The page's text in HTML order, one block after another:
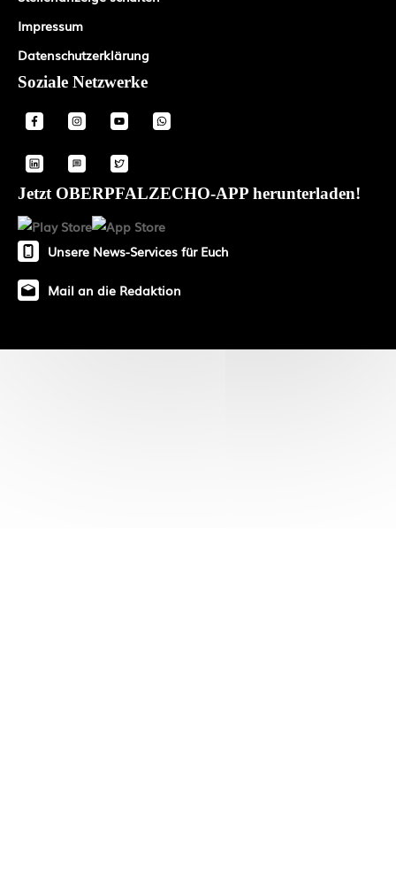
Impressum
Datenschutzerklärung
Soziale Netzwerke
Jetzt OBERPFALZECHO-APP herunterladen!
Unsere News-Services für Euch
Mail an die Redaktion